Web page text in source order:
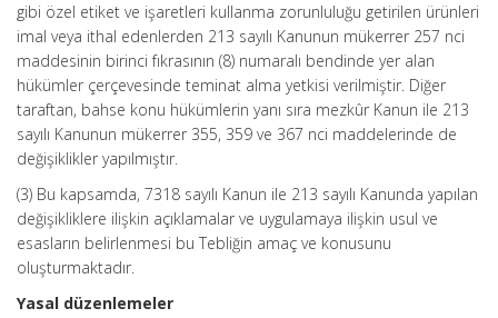
gibi özel etiket ve işaretleri kullanma zorunluluğu getirilen ürünleri
imal veya ithal edenlerden 213 sayılı Kanunun mükerrer 257 nci
maddesinin birinci fıkrasının (8) numaralı bendinde yer alan
hükümler çerçevesinde teminat alma yetkisi verilmiştir. Diğer
taraftan, bahse konu hükümlerin yanı sıra mezkûr Kanun ile 213
sayılı Kanunun mükerrer 355, 359 ve 367 nci maddelerinde de
değişiklikler yapılmıştır.
(3) Bu kapsamda, 7318 sayılı Kanun ile 213 sayılı Kanunda yapılan
değişikliklere ilişkin açıklamalar ve uygulamaya ilişkin usul ve
esasların belirlenmesi bu Tebliğin amaç ve konusunu
oluşturmaktadır.
Yasal düzenlemeler